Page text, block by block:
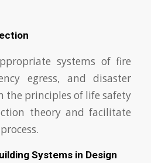
systems of fire
egress, and disaster
the principles of life safety
theory and facilitate
Systems in Design